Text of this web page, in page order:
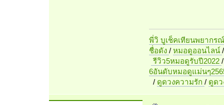
พี่วิ บูเช็คเทียนพยากร
ชื่อดัง / หมอดูออนไลน์
รีวิว5หมอดูรับปี2022
6อันดับหมอดูแม่นๆ
/ ดูดวงความรัก / ดูด